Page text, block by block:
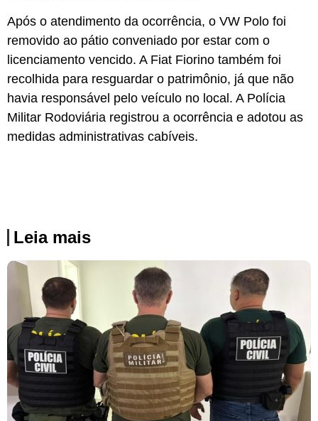
Após o atendimento da ocorrência, o VW Polo foi
removido ao pátio conveniado por estar com o
licenciamento vencido. A Fiat Fiorino também foi
recolhida para resguardar o patrimônio, já que não
havia responsável pelo veículo no local. A Polícia
Militar Rodoviária registrou a ocorrência e adotou as
medidas administrativas cabíveis.
Leia mais